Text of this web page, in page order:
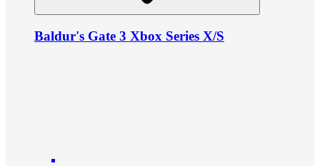
Baldur's Gate 3 Xbox Series X/S